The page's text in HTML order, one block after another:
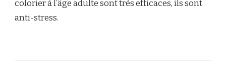
colorier à l’âge adulte sont très efficaces, ils sont
anti-stress.